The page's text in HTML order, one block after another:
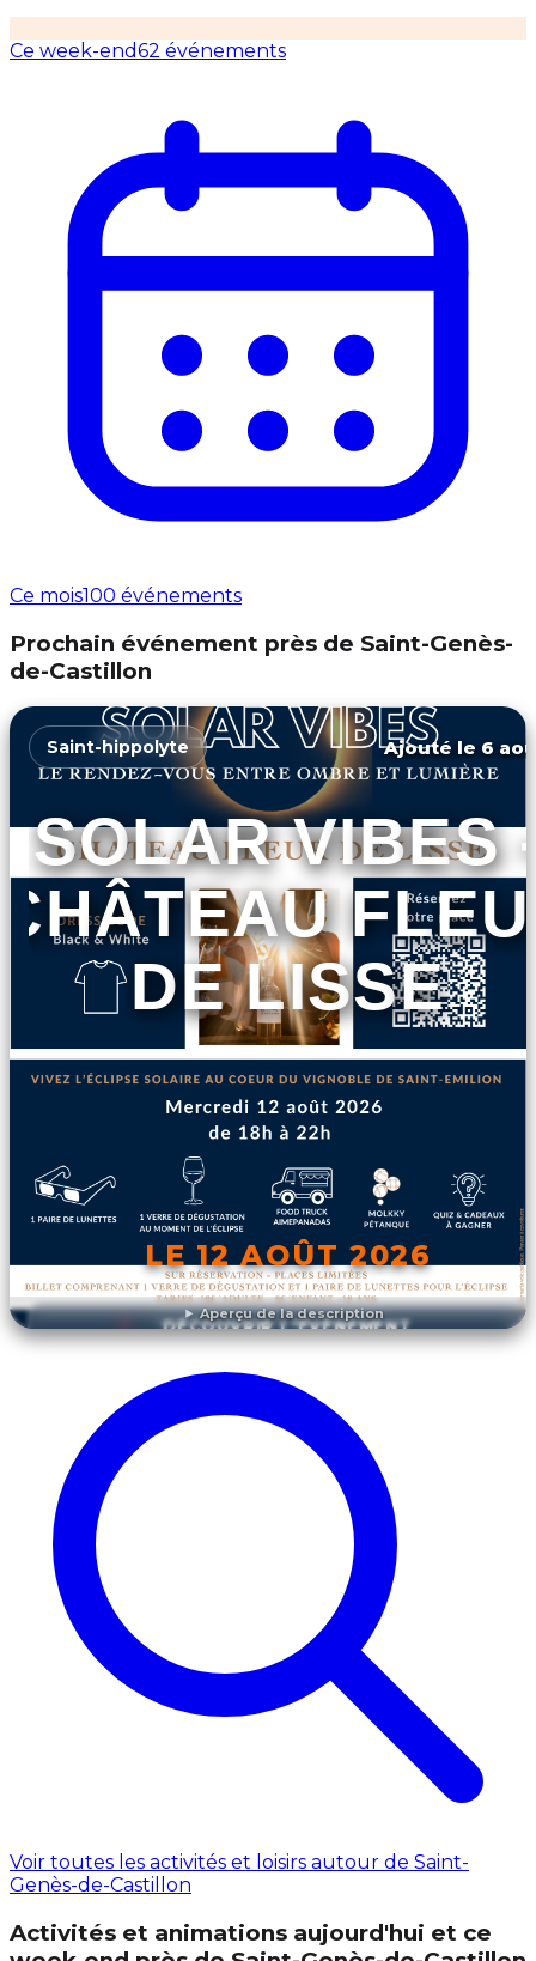
Ce week-end62 événements
Ce mois100 événements
Prochain événement près de Saint-Genès-
de-Castillon
Aperçu de la description
Saint-hippolyte Ajouté le 6
SOLAR VIBES
DE LISSE
LE 12 AOÛT 2026
DÉCOUVRIR L'ÉVÉNEMENT
Voir toutes les activités et loisirs autour de Saint-
Genès-de-Castillon
Activités et animations aujourd'hui et ce